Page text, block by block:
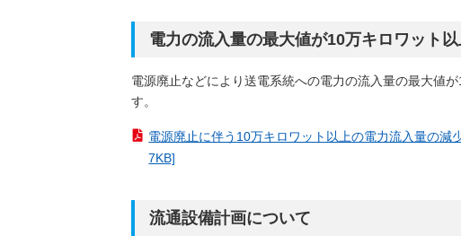
電力の流入量の最大値が10万キロワット
電源廃止などにより送電系統への電力の流入量の最大値
す。
電源廃止に伴う10万キロワット以上の電力流入量の
7KB]
流通設備計画について